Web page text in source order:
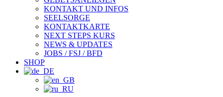
KONTAKT UND INFOS
SEELSORGE
KONTAKTKARTE
NEXT STEPS KURS
NEWS & UPDATES
JOBS / FSJ / BFD
SHOP